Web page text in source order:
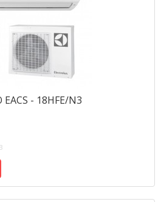
- 18HFE/N3